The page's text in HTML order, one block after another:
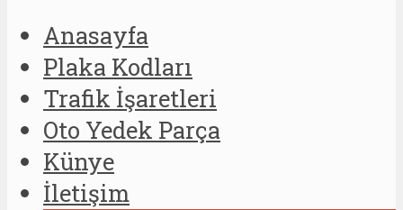
Anasayfa
Plaka Kodları
Trafik İşaretleri
Oto Yedek Parça
Künye
İletişim